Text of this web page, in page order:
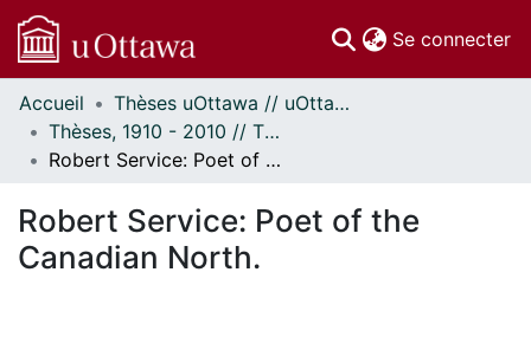
Se connecter
Communautés
et collections
Parcourir
À propos
Accueil
Thèses uOttawa // uOttawa Theses
Thèses, 1910 - 2010 // Theses, 1910 - 2010
Robert Service: Poet of the Canadian North.
Robert Service: Poet of the
Canadian North.